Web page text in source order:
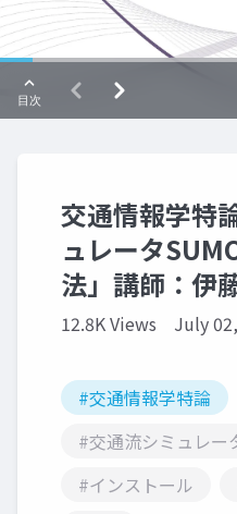
交通情報学特
ュレータ
法」講師：伊
12.8K Views July
#交通情報学特論
#交通流シミュレー
#インストール